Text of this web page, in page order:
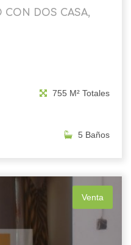
CON DOS CASA,
755 M² Totales
5 Baños
Venta